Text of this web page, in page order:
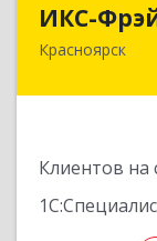
ИКС-
Красноярск
Клиентов